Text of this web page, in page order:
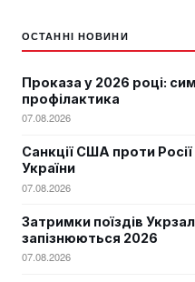
ОСТАННІ НОВИНИ
Проказа у 2026 році:
профілактика
07.08.2026
Санкції США проти
України
07.08.2026
Затримки поїздів
запізнюються 2026
07.08.2026